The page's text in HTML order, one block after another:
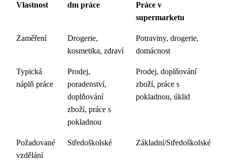
Vlastnost
dm práce
Práce v
supermarketu
Zaměření
Drogerie,
kosmetika, zdraví
Potraviny, drogerie,
domácnost
Typická
náplň práce
Prodej,
poradenství,
doplňování
zboží, práce s
pokladnou
Prodej, doplňování
zboží, práce s
pokladnou, úklid
Požadované
vzdělání
Středoškolské Základní/Středoškolské